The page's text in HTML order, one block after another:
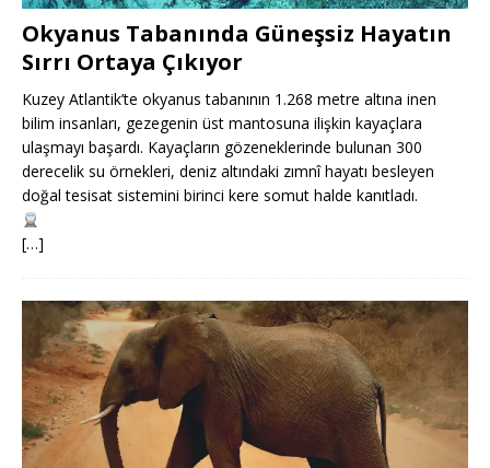
Okyanus Tabanında Güneşsiz Hayatın
Sırrı Ortaya Çıkıyor
Kuzey Atlantik’te okyanus tabanının 1.268 metre altına inen
bilim insanları, gezegenin üst mantosuna ilişkin kayaçlara
ulaşmayı başardı. Kayaçların gözeneklerinde bulunan 300
derecelik su örnekleri, deniz altındaki zımnî hayatı besleyen
doğal tesisat sistemini birinci kere somut halde kanıtladı.
[…]